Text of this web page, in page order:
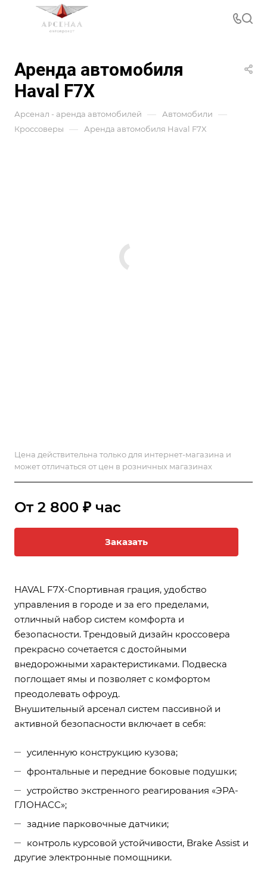
Аренда автомобиля
Haval F7X
Арсенал - аренда автомобилей — Автомобили —
Кроссоверы — Аренда автомобиля Haval F7X
Цена действительна только для интернет-магазина и
может отличаться от цен в розничных магазинах
От 2 800 ₽ час
Заказать
HAVAL F7X-Спортивная грация, удобство
управления в городе и за его пределами,
отличный набор систем комфорта и
безопасности. Трендовый дизайн кроссовера
прекрасно сочетается с достойными
внедорожными характеристиками. Подвеска
поглощает ямы и позволяет с комфортом
преодолевать офроуд.
Внушительный арсенал систем пассивной и
активной безопасности включает в себя:
усиленную конструкцию кузова;
фронтальные и передние боковые подушки;
устройство экстренного реагирования «ЭРА-
ГЛОНАСС»;
задние парковочные датчики;
контроль курсовой устойчивости, Brake Assist и
другие электронные помощники.